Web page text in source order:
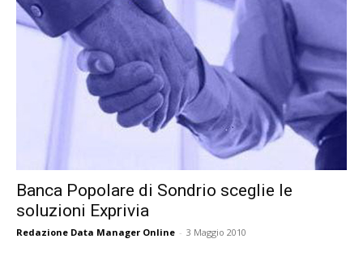
Banca Popolare di Sondrio sceglie le
soluzioni Exprivia
Redazione Data Manager Online - 3 Maggio 2010